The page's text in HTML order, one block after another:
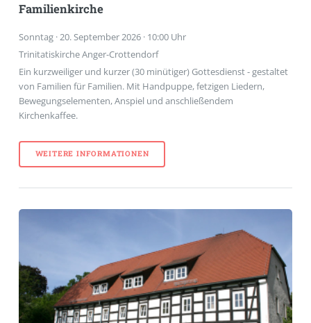
Familienkirche
Sonntag · 20. September 2026 · 10:00 Uhr
Trinitatiskirche Anger-Crottendorf
Ein kurzweiliger und kurzer (30 minütiger) Gottesdienst - gestaltet
von Familien für Familien. Mit Handpuppe, fetzigen Liedern,
Bewegungselementen, Anspiel und anschließendem
Kirchenkaffee.
WEITERE INFORMATIONEN